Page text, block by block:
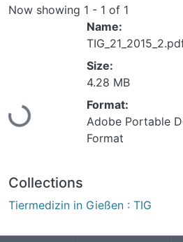
Now showing 1 - 1 of 1
Loading...
Name:
Size:
4.28 MB
Format:
Adobe Portable
Format
Collections
Tiermedizin in Gießen : TIG